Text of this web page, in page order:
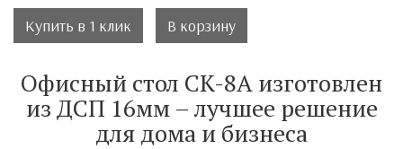
Купить в 1 клик В корзину
Офисный стол CK-8А изготовлен
из ДСП 16мм – лучшее решение
для дома и бизнеса